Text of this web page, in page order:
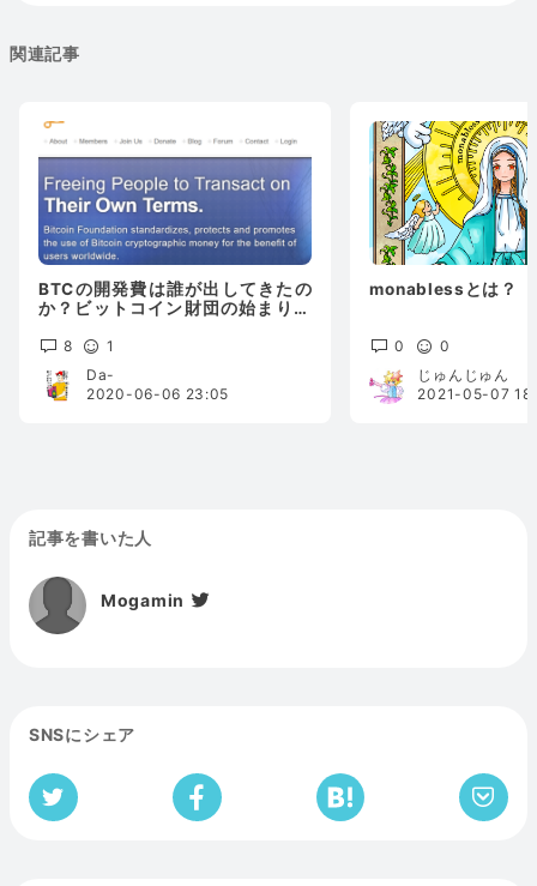
関連記事
BTCの開発費は誰が出してきたの
か？ビットコイン財団の始まりと
8
1
Da-
2020-06-06 23:05
monablessとは？
0
0
じゅんじゅん
2021-05-07
記事を書いた人
Mogamin
SNSにシェア